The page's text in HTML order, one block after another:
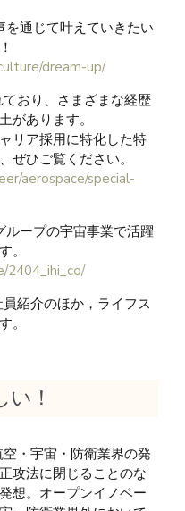
通じて叶えていきたい
dream-up/
おり、さまざまな経歴
があります。
リア採用に特化した特
ぜひご覧ください。
aerospace/special-
ープの宇宙事業で活躍
。
2404_ihi_co/
紹介のほか，ライフス
。
！
・宇宙・防衛業界の発
攻法に閉じることのな
想。オープンイノベー